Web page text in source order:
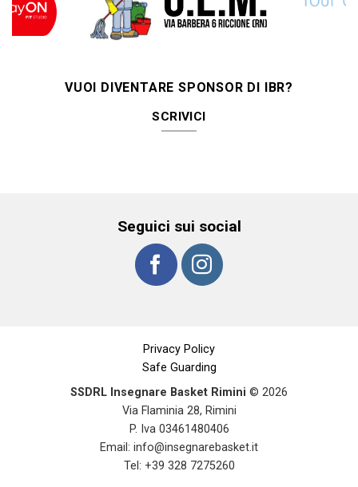
VUOI DIVENTARE SPONSOR DI IBR?
SCRIVICI
Seguici sui social
Privacy Policy
Safe Guarding
SSDRL Insegnare Basket Rimini © 2026
Via Flaminia 28, Rimini
P. Iva 03461480406
Email: info@insegnarebasket.it
Tel: +39 328 7275260